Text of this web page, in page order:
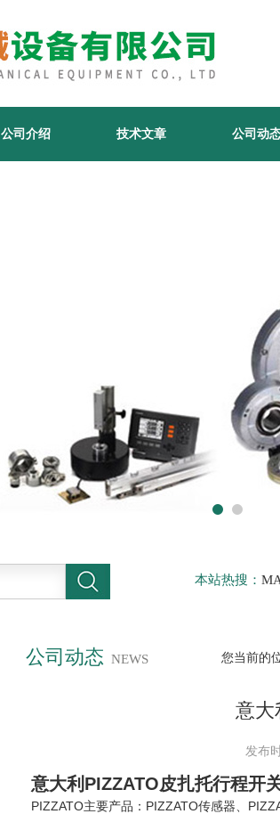
公司介绍 技术文章 公司动
本站热搜：
公司动态 NEWS 您当前的
意大
发布
意大利PIZZATO皮扎托行程开
PIZZATO主要产品：PIZZATO传感器、